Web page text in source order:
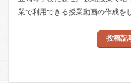
業で利用できる授業動画の作成を
投稿記